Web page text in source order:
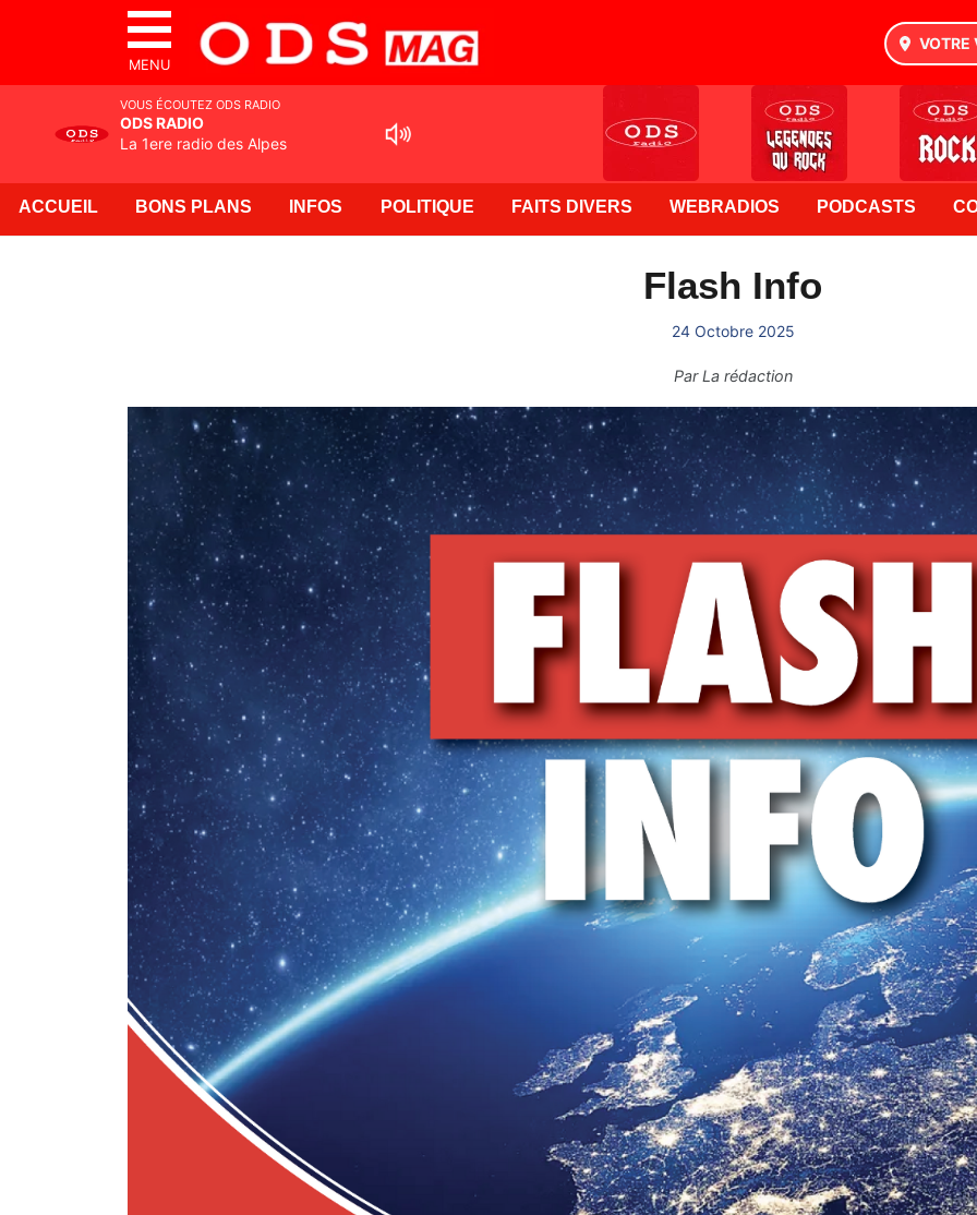
MENU
VOTRE
ACCUEIL BONS PLANS INFOS POLITIQUE FAITS DIVERS WEBRADIOS PODCASTS
Flash Info
24 Octobre 2025
ParLa rédaction
VOUS ÉCOUTEZ ODS RADIO
ODS RADIO
La 1ere radio des Alpes